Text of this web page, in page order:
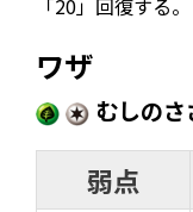
ワザ
むしのさ
弱点